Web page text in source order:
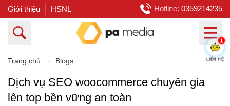
Giới thiệu HSNL Hotline: 0359214235
Trang chủ ⁃ Blogs
Dịch vụ SEO woocommerce chuyên gia
lên top bền vững an toàn
1
LIÊN HỆ